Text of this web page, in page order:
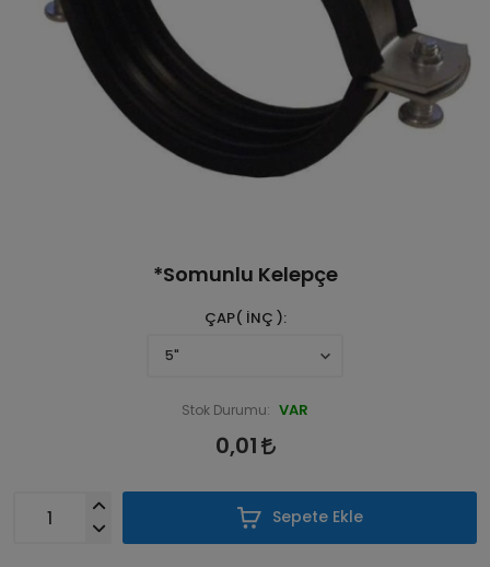
*Somunlu Kelepçe
ÇAP( İNÇ )
Stok Durumu: VAR
0,01
Sepete Ekle